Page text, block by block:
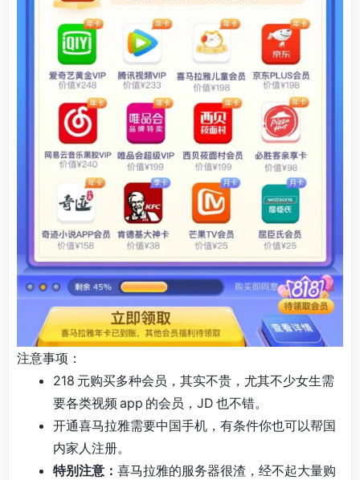
注意事项：
218 元购买多种会员，其实不贵，尤其不少女生需
要各类视频 app 的会员，JD 也不错。
开通喜马拉雅需要中国手机，有条件你也可以帮国
内家人注册。
特别注意： 喜马拉雅的服务器很渣，经不起大量购